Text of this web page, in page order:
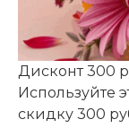
Дисконт 300
Используйте
скидку 300